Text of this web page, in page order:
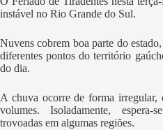
instável no Rio Grande do Sul.
Nuvens cobrem boa parte do
diferentes pontos do território
do dia.
A chuva ocorre de forma irregular,
volumes. Isoladamente,
trovoadas em algumas regiões.